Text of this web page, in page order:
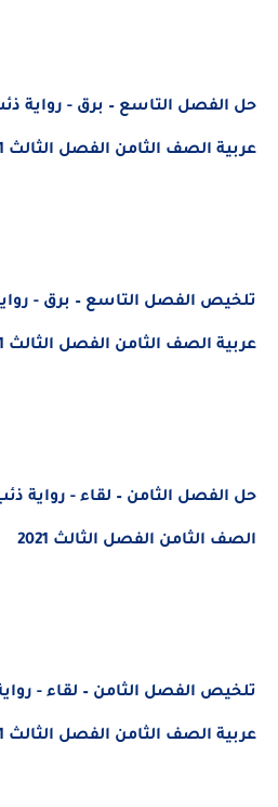
حل الفصل التاسع – برق - رواية
عربية الصف الثامن الفصل الثالث 2021
تلخيص الفصل التاسع – برق -
عربية الصف الثامن الفصل الثالث 2021
حل الفصل الثامن – لقاء - رواية
الصف الثامن الفصل الثالث 2021
تلخيص الفصل الثامن – لقاء -
عربية الصف الثامن الفصل الثالث 2021